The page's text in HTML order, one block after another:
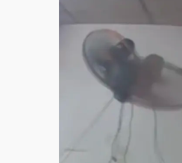
白海豚逼近！北市